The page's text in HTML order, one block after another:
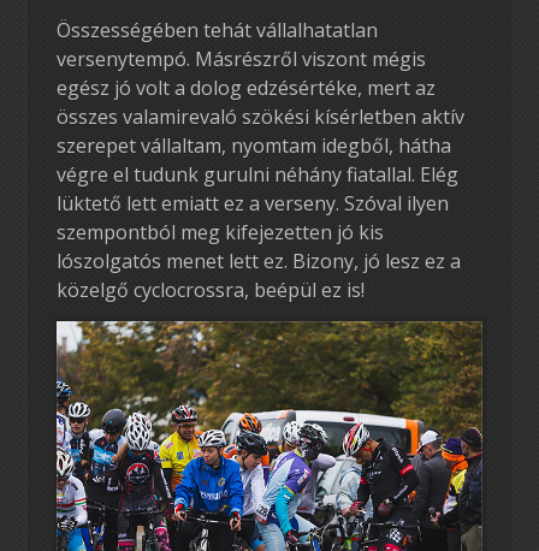
Összességében tehát vállalhatatlan
versenytempó. Másrészről viszont mégis
egész jó volt a dolog edzésértéke, mert az
összes valamirevaló szökési kísérletben aktív
szerepet vállaltam, nyomtam idegből, hátha
végre el tudunk gurulni néhány fiatallal. Elég
lüktető lett emiatt ez a verseny. Szóval ilyen
szempontból meg kifejezetten jó kis
lószolgatós menet lett ez. Bizony, jó lesz ez a
közelgő cyclocrossra, beépül ez is!